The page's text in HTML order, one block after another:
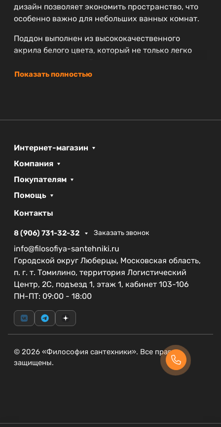
дизайн позволяет экономить пространство, что
особенно важно для небольших ванных комнат.
Поддон выполнен из высококачественного
акрила белого цвета, который не только легко
повреждениям. Акрил обеспечивает
Гарантия 3 года — уверенность в
Оптимальные размеры: ширина 100 см и
глубина 80 см делают поддон удобным для
выходить, что особенно важно для пожилых
людей или тех, кто имеет ограниченные
физические возможности.
Если вы ищете качественный поддон, который
сочетается с современными тенденциями в
дизайне, акриловый поддон BelBagno станет
отличным выбором. Обновите свою ванную
комнату с этим стильным и функциональным
элементом, который подарит комфорт и
поддержку каждый день.
Показать полностью
Интернет-магазин
Компания
Покупателям
Помощь
Контакты
8 (906) 731-32-32 Заказать звонок
info@filosofiya-santehniki.ru
Городской округ Люберцы, Московская область,
п. г. т. Томилино, территория Логистический
Центр, 2С, подъезд 1, этаж 1, кабинет 103-106
ПН-ПТ: 09:00 - 18:00
© 2026 «Философия сантехники». Все права
защищены.